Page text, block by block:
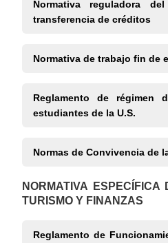
Normativa reguladora
transferencia de créditos
Normativa de trabajo fin de
Reglamento de régimen
estudiantes de la U.S.
Normas de Convivencia de
NORMATIVA
TURISMO Y FINANZAS
Reglamento de